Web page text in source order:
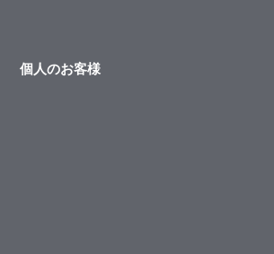
個人のお客様